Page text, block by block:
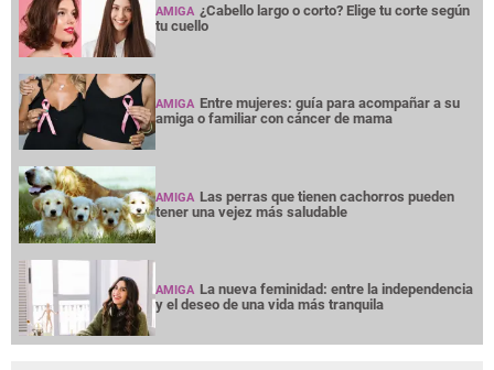
AMIGA ¿Cabello largo o corto? Elige tu corte según
tu cuello
AMIGA Entre mujeres: guía para acompañar a su
amiga o familiar con cáncer de mama
AMIGA Las perras que tienen cachorros pueden
tener una vejez más saludable
AMIGA La nueva feminidad: entre la independencia
y el deseo de una vida más tranquila